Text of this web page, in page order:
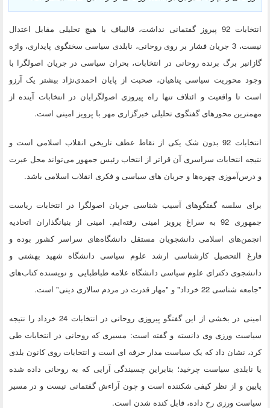
انتخابات 92 پیروز گفتمانی نداشت، قالیباف با هیچ تحلیلی مقابل اعتدال
نیست، 3 جریان فشار بر روی روحانی، نابلدی سیاسی سخنگوی پایداری، واژه
گازانبر برگ برنده روحانی در انتخابات، بحران سیاسی در جریان اصولگرا با
وجود محوریت سیاسی پناهیان، صحبت از پایان احمدی‌نژاد بیشتر یک آرزو
است تا واقعیت و ائتلاف تنها راه پیروزی اصولگرایان در انتخابات آینده از
مهمترین محورهای گفتگوی تحلیلی خبرگزاری مهر با پرویز امینی است.
انتخابات 92 بدون شک یکی از نقاط عطف تاریخی انقلاب اسلامی است و
نتیجه انتخابات سراسری آن قراتر از انتخاب رئیس جمهور می‌تواند محل عبرت
و درس‌آموزی چهره‌ها و جریان های سیاسی و فکری انقلاب اسلامی باشد.
برای سلسه گفتگوهای آسیب شناسی جریان اصولگرا در انتخابات ریاست
جمهوری 92 به سراغ پرویز امینی رفته‌ایم. امینی از بنیانگذاران اتحادیه
انجمن‌های اسلامی دانشجویان مستقل دانشگاه‌های سراسر کشور بوده و
فارغ التحصیل کارشناسی ارشد علوم سیاسی دانشگاه شهید بهشتی و
دانشجوی دکترای علوم سیاسی دانشگاه علامه طباطبایی و نویسنده کتاب‌های
"جامعه شناسی 22 خرداد" و "مهار قدرت در مردم سالاری دینی" است.
امینی در بخشی از این گفتگو پیروزی روحانی در انتخابات 24 خرداد را نتیجه
سیاست ورزی وی دانسته و گفته است: مسیری که روحانی در انتخابات طی
کرد، نشان داد که یک سیاست مدار حرفه ای است و انتخابات روی کانون بلدی
یا نابلدی سیاست چرخید؛ بنابراین چسبندگی آرایی که به روحانی داده شده
پایین و از نظر کیفی شکننده است و چون آراءش گفتمانی نیست و در مسیر
سیاست ورزی رخ داده، قابل کنده شدن است.